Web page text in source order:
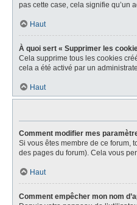
pas cette case, cela signifie qu’un
Haut
À quoi sert « Supprimer les
Cela supprime tous les cookies
cela a été activé par un
Haut
Comment modifier mes
Si vous êtes membre de ce forum,
des pages du forum). Cela vous
Haut
Comment empêcher mon nom